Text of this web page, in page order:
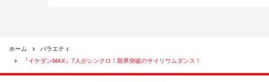
ホーム
バラエティ
『イケダンMAX』7人がシンクロ！限界突破のサイリウムダンス！